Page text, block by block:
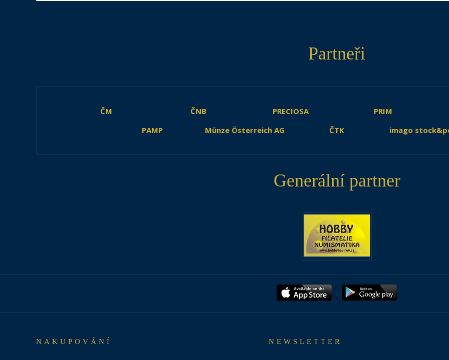
Partneři
ČM ČNB PRECIOSA PRIM
PAMP
Münze Österreich AG ČTK imago
Generální partner
NAKUPOVÁNÍ NEWSLETTER